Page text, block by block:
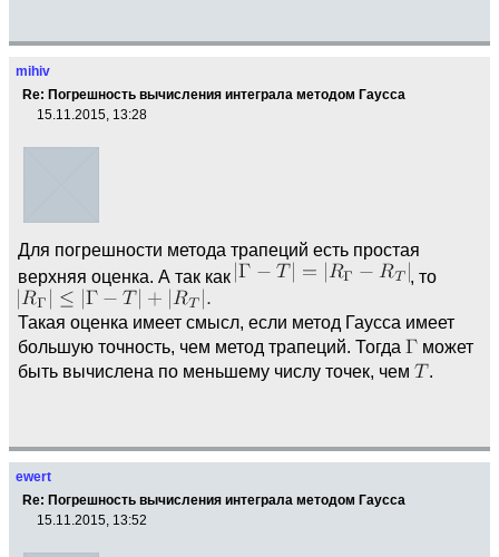
mihiv
Re: Погрешность вычисления интеграла методом Гаусса
15.11.2015, 13:28
Для погрешности метода трапеций есть простая
верхняя оценка. А так как
, то
Такая оценка имеет смысл, если метод Гаусса имеет
большую точность, чем метод трапеций. Тогда
может
быть вычислена по меньшему числу точек, чем
.
ewert
Re: Погрешность вычисления интеграла методом Гаусса
15.11.2015, 13:52